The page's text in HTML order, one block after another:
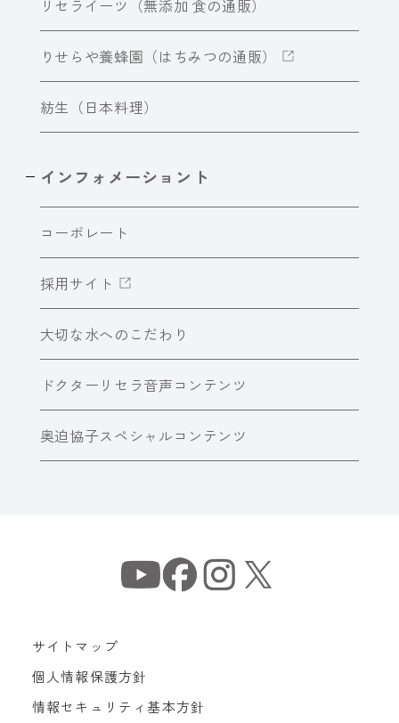
リセライーツ（無添加 食の通販）
りせらや養蜂園（はちみつの通販）
紡生（日本料理）
インフォメーショント
コーポレート
採用サイト
大切な水へのこだわり
ドクターリセラ音声コンテンツ
奥迫協子スペシャルコンテンツ
サイトマップ
個人情報保護方針
情報セキュリティ基本方針